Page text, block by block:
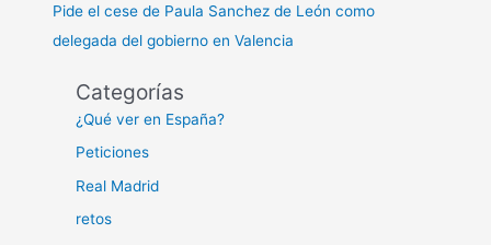
Pide el cese de Paula Sanchez de León como
delegada del gobierno en Valencia
Categorías
¿Qué ver en España?
Peticiones
Real Madrid
retos